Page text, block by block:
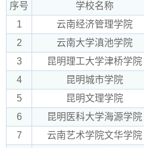
序号 学校名称
1
云南经济管理学院
2
云南大学滇池学院
3
昆明理工大学津桥学院
4
昆明城市学院
5
昆明文理学院
6
昆明医科大学海源学院
7
云南艺术学院文华学院